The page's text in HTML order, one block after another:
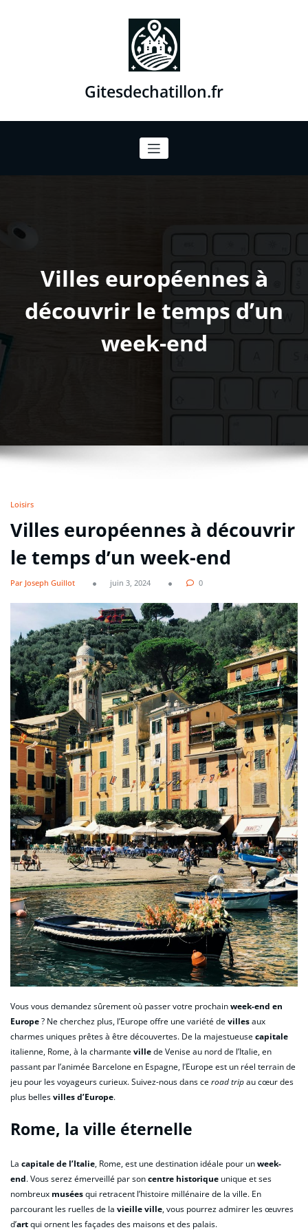
Gitesdechatillon.fr
Villes européennes à
découvrir le temps d’un
week-end
Loisirs
Villes européennes à découvrir
le temps d’un week-end
Par Joseph Guillot juin 3, 2024 0
Vous vous demandez sûrement où passer votre prochainweek-end en
Europe? Ne cherchez plus, l’Europe offre une variété devillesaux
charmes uniques prêtes à être découvertes. De la majestueusecapitale
italienne, Rome, à la charmantevillede Venise au nord de l’Italie, en
passant par l’animée Barcelone en Espagne, l’Europe est un réel terrain de
jeu pour les voyageurs curieux. Suivez-nous dans ceroad tripau cœur des
plus bellesvilles d’Europe.
Rome, la ville éternelle
La capitale de l’Italie, Rome, est une destination idéale pour unweek-
end. Vous serez émerveillé par soncentre historique unique et ses
nombreux muséesqui retracent l’histoire millénaire de la ville. En
parcourant les ruelles de la vieille ville, vous pourrez admirer les œuvres
d’artqui ornent les façades des maisons et des palais.